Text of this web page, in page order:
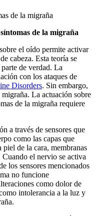
de la migraña
de la migraña
el oído permite activar
cabeza. Esta teoría se
de verdad. La
con los ataques de
Disorders. Sin embargo,
La actuación sobre
de la migraña requiere
a través de sensores que
como las capas que
de la cara, membranas
Cuando el nervio se activa
los sensores mencionados
no funcione
como dolor de
intolerancia a la luz y